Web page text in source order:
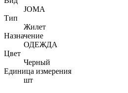
JOMA
Тип
Жилет
Назначение
ОДЕЖДА
Цвет
Черный
Единица измерения
шт